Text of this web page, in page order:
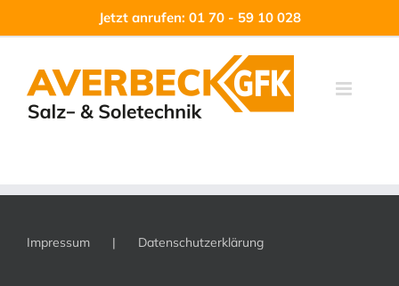
springen
Jetzt anrufen: 01 70 - 59 10 028
Impressum Datenschutzerklärung